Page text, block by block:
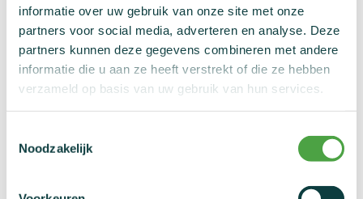
informatie over uw gebruik van onze site met onze
partners voor social media, adverteren en analyse. Deze
partners kunnen deze gegevens combineren met andere
informatie die u aan ze heeft verstrekt of die ze hebben
verzameld op basis van uw gebruik van hun services.
Noodzakelijk
volgens jou niet terecht is. Als NADO Vlaanderen je
argumenten niet weerhoudt, dan heb je het recht om op
eigen kosten een tegenanalyse van het B-staal te laten
uitvoeren.
dopingrechtbank
Pas in de bevoegde dopingrechtbank wordt je zaak ten